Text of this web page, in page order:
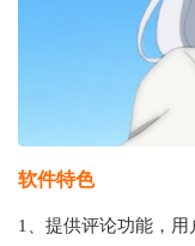
软件特色
1、提供评论功能，